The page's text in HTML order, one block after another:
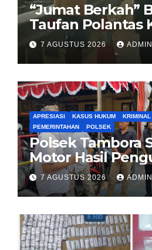
“Jumat Berkah”
Taufan Polantas
Bagikan Nasi
Sopir Truk yang
00 Pondok Aren
7 AGUSTUS 2026 ADMIN
APRESIASI KASUS HUKUM KRIMINAL
PEMERINTAHAN
POLSEK
Polsek Tambora
Motor Hasil
Kasus Curanmor
Pemilik Yang sah
7 AGUSTUS 2026 ADMIN